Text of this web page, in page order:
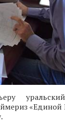
«Единой